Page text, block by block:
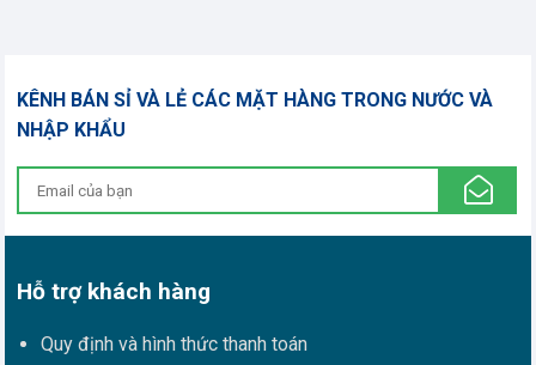
KÊNH BÁN SỈ VÀ LẺ CÁC MẶT HÀNG TRONG NƯỚC VÀ
NHẬP KHẨU
Hỗ trợ khách hàng
Quy định và hình thức thanh toán